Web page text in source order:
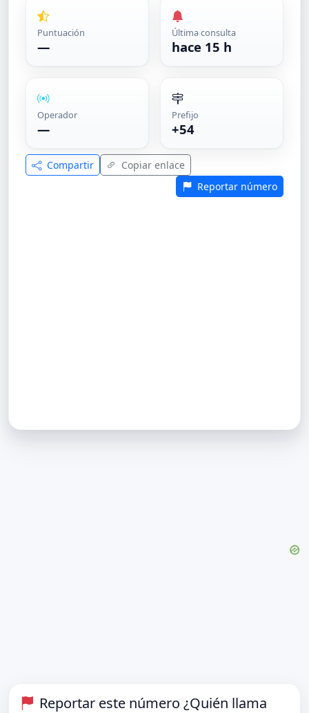
Puntuación
—
Última consulta
hace 15 h
Operador
—
Prefijo
+54
Compartir
Copiar enlace
Reportar número
Reportar este número ¿Quién llama